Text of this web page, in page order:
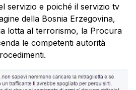
servizio e poiché il servizio tv
della Bosnia Erzegovina,
lotta al terrorismo, la Procura
le competenti autorità